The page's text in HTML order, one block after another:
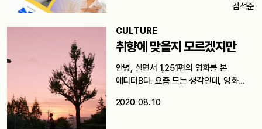
김석준
CULTURE
취향에 맞을지 모르겠지만
안녕, 살면서 1,251편의 영화를 본
에디터B다. 요즘 드는 생각인데, 영화…
2020. 08. 10